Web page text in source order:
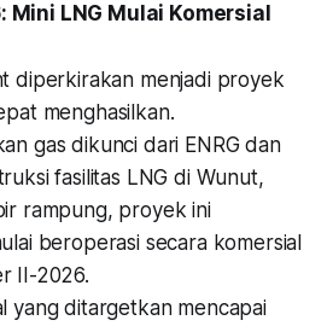
Mini LNG Mulai Komersial
diperkirakan menjadi proyek
menghasilkan.
gas dikunci dari ENRG dan
fasilitas LNG di Wunut,
rampung, proyek ini
beroperasi secara komersial
II-2026.
yang ditargetkan mencapai